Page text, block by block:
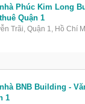
Phúc Kim Long
Quận 1
Trãi, Quận 1, Hồ Chí
BNB Building -
1